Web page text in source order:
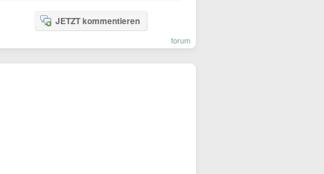
JETZT kommentieren
forum